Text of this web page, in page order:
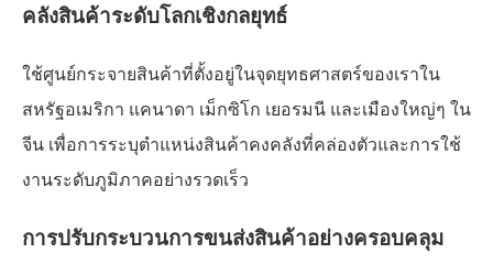
คลังสินค้าระดับโลกเชิงกลยุทธ์
ใช้ศูนย์กระจายสินค้าที่ตั้งอยู่ในจุดยุทธศาสตร์ของเราใน
สหรัฐอเมริกา แคนาดา เม็กซิโก เยอรมนี และเมืองใหญ่ๆ ใน
จีน เพื่อการระบุตำแหน่งสินค้าคงคลังที่คล่องตัวและการใช้
งานระดับภูมิภาคอย่างรวดเร็ว
การปรับกระบวนการขนส่งสินค้าอย่างครอบคลุม